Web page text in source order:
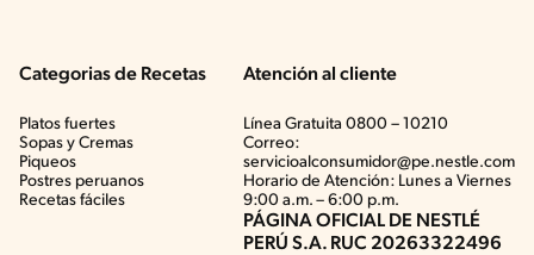
Categorias de Recetas
Platos fuertes
Sopas y Cremas
Piqueos
Postres peruanos
Recetas fáciles
Atención al cliente
Línea Gratuita 0800 – 10210
Correo:
servicioalconsumidor@pe.nestle.com
Horario de Atención: Lunes a Viernes
9:00 a.m. – 6:00 p.m.
PÁGINA OFICIAL DE NESTLÉ
PERÚ S.A. RUC 20263322496